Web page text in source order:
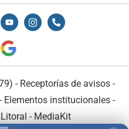
- Receptorías de avisos -
- Elementos institucionales-
- MediaKit